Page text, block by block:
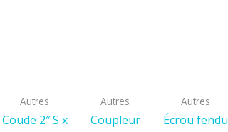
Autres
Coude 2″ S x
Autres
Coupleur
Autres
Écrou fendu